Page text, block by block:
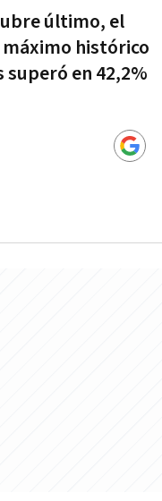
último, el
histórico
superó en 42,2%